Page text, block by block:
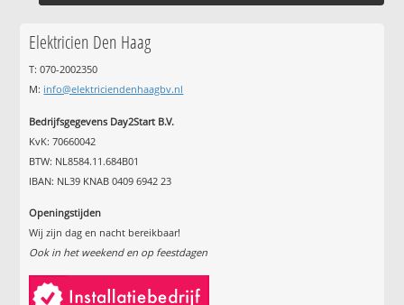
Elektricien Den Haag
T: 070-2002350
M: info@elektriciendenhaagbv.nl
Bedrijfsgegevens Day2Start B.V.
KvK: 70660042
BTW: NL8584.11.684B01
IBAN: NL39 KNAB 0409 6942 23
Openingstijden
Wij zijn dag en nacht bereikbaar!
Ook in het weekend en op feestdagen